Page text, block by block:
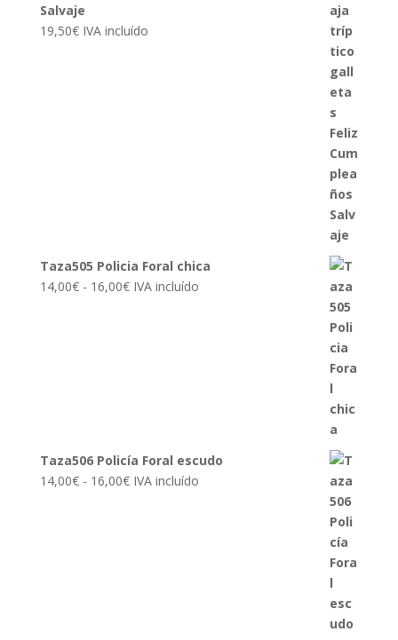
Salvaje
19,50€ IVA incluído
Taza505 Policia Foral chica
14,00€ - 16,00€Rango
IVA incluído
Taza506 Policía Foral escudo
14,00€ - 16,00€Rango
IVA incluído